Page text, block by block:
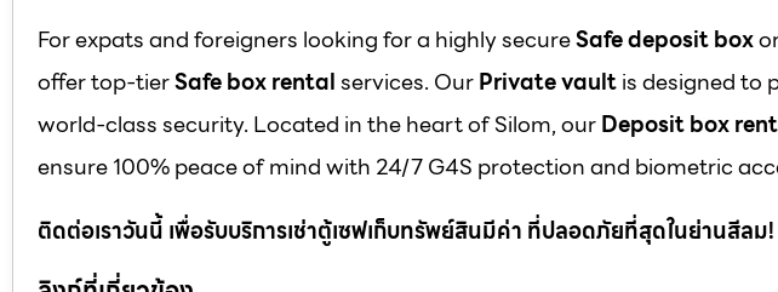
For expats and foreigners looking for a highly secureSafe deposit box
offer top-tierSafe box rentalservices. OurPrivate vaultis designed to
world-class security. Located in the heart of Silom, ourDeposit box
ensure 100% peace of mind with 24/7 G4S protection and biometric
ติดต่อเราวันนี้ เพื่อรับบริการเช่าตู้เซฟเก็บทรัพย์สินมีค่า ที่ปลอดภัยที่สุดในย่านสีลม!